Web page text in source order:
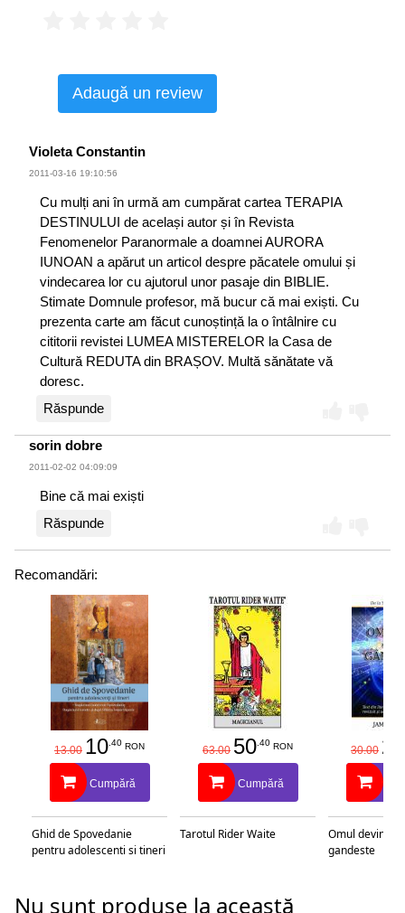
Adaugă un review
Violeta Constantin
2011-03-16 19:10:56
Cu mulți ani în urmă am cumpărat cartea TERAPIA
DESTINULUI de același autor și în Revista
Fenomenelor Paranormale a doamnei AURORA
IUNOAN a apărut un articol despre păcatele omului și
vindecarea lor cu ajutorul unor pasaje din BIBLIE.
Stimate Domnule profesor, mă bucur că mai exiști. Cu
prezenta carte am făcut cunoștință la o întâlnire cu
cititorii revistei LUMEA MISTERELOR la Casa de
Cultură REDUTA din BRAȘOV. Multă sănătate vă
doresc.
Răspunde
sorin dobre
2011-02-02 04:09:09
Bine că mai exiști
Răspunde
Recomandări:
13.00 10.40 RON
Cumpără
Ghid de Spovedanie
pentru adolescenti si tineri
63.00 50.40 RON
Cumpără
Tarotul Rider Waite
30.00 25
Omul devine
gandeste
Nu sunt produse la această